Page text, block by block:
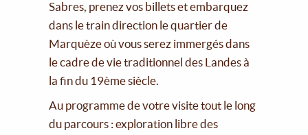
Sabres, prenez vos billets et embarquez
dans le train direction le quartier de
Marquèze où vous serez immergés dans
le cadre de vie traditionnel des Landes à
la fin du 19ème siècle.
Au programme de votre visite tout le long
du parcours : exploration libre des